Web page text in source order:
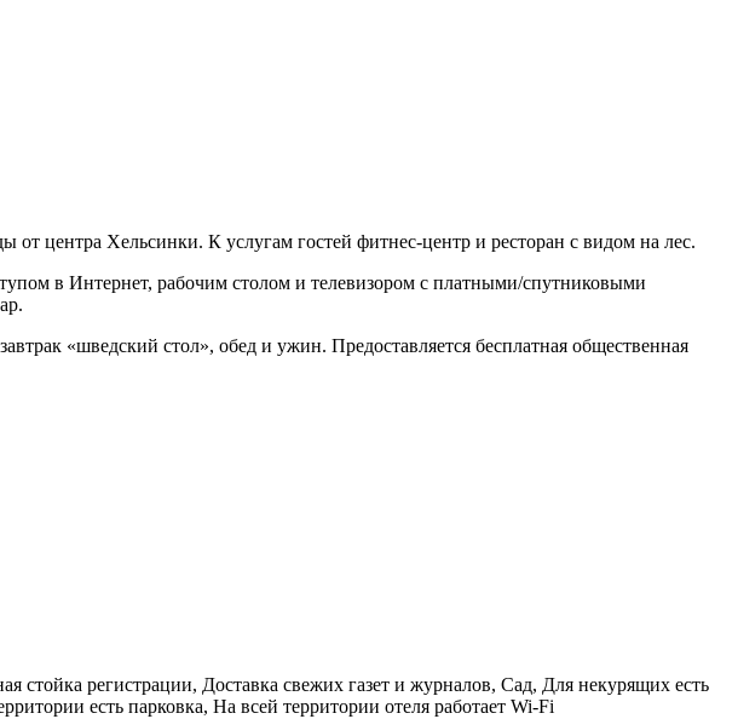
центра Хельсинки. К услугам гостей фитнес-центр и ресторан с видом на лес.
в Интернет, рабочим столом и телевизором с платными/спутниковыми
«шведский стол», обед и ужин. Предоставляется бесплатная общественная
регистрации, Доставка свежих газет и журналов, Сад, Для некурящих есть
есть парковка, На всей территории отеля работает Wi-Fi